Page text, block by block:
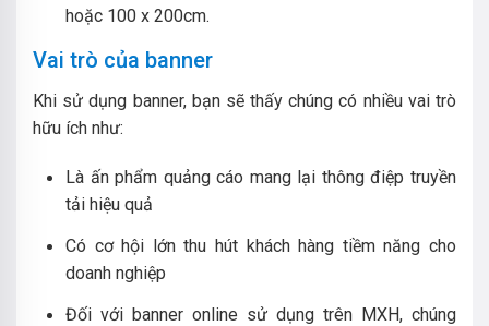
hoặc 100 x 200cm.
Vai trò của banner
Khi sử dụng banner, bạn sẽ thấy chúng có nhiều vai trò
hữu ích như:
Là ấn phẩm quảng cáo mang lại thông điệp truyền
tải hiệu quả
Có cơ hội lớn thu hút khách hàng tiềm năng cho
doanh nghiệp
Đối với banner online sử dụng trên MXH, chúng